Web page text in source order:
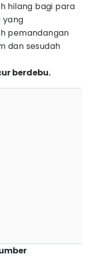
hilang bagi para
yang
pemandangan
dan sesudah
berdebu.